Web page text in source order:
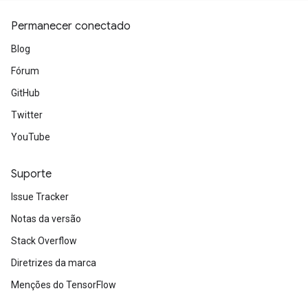
Permanecer conectado
Blog
Fórum
GitHub
Twitter
YouTube
Suporte
Issue Tracker
Notas da versão
Stack Overflow
Diretrizes da marca
Menções do TensorFlow